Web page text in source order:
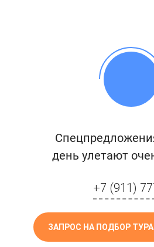
день улетают
+7 (911)
ЗАПРОС НА ПОДБОР